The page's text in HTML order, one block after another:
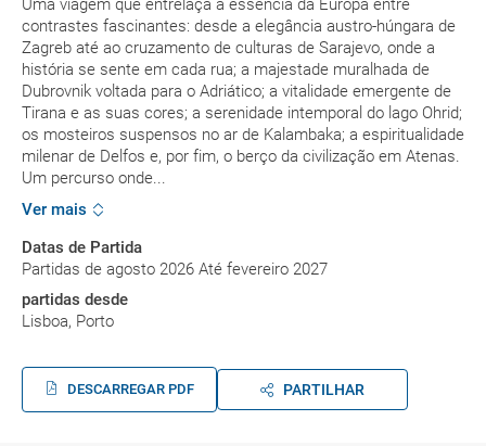
Uma viagem que entrelaça a essência da Europa entre
contrastes fascinantes: desde a elegância austro-húngara de
Zagreb até ao cruzamento de culturas de Sarajevo, onde a
história se sente em cada rua; a majestade muralhada de
Dubrovnik voltada para o Adriático; a vitalidade emergente de
Tirana e as suas cores; a serenidade intemporal do lago Ohrid;
os mosteiros suspensos no ar de Kalambaka; a espiritualidade
milenar de Delfos e, por fim, o berço da civilização em Atenas.
Um percurso onde...
Ver mais
Datas de Partida
Partidas de agosto 2026 Até fevereiro 2027
partidas desde
Lisboa, Porto
DESCARREGAR PDF PARTILHAR